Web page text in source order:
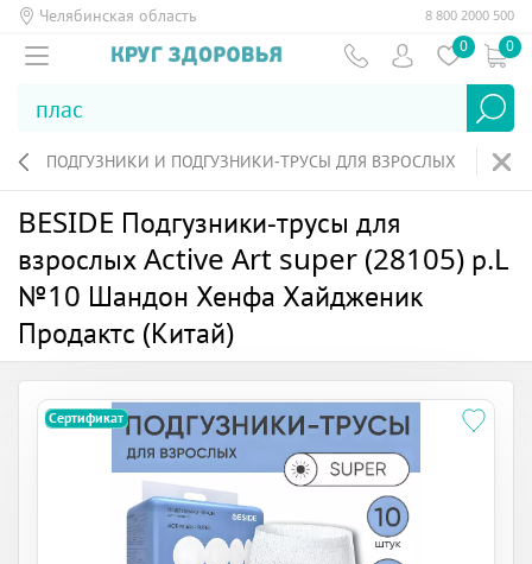
Челябинская область 8 800 2000 500
0 0
ПОДГУЗНИКИ И ПОДГУЗНИКИ-ТРУСЫ ДЛЯ ВЗРОСЛЫХ
BESIDE Подгузники-трусы для
взрослых Active Art super (28105) р.L
№10 Шандон Хенфа Хайдженик
Продактс (Китай)
Сертификат